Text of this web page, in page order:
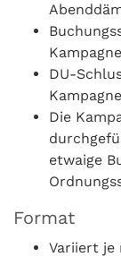
DU-
Die
etwaige
Format
Variiert je